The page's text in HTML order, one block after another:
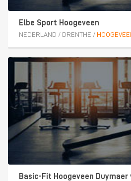
Elbe Sport Hoogeveen
NEDERLAND / DRENTHE /
Basic-Fit Hoogeveen